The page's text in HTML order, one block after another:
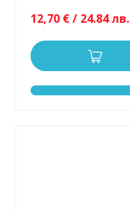
12,70 € / 24.84 лв.